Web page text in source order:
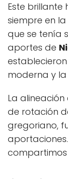
Este
siempre en
que se tenía
aportes de
moderna y
La
de rotación
gregoriano,
compartimos